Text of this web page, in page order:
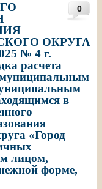
0
ОКРУГА
№ 4 г.
расчета
муниципальным
в
«Город
лицом,
форме,